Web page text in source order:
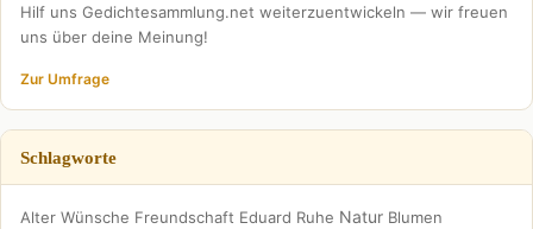
Hilf uns Gedichtesammlung.net weiterzuentwickeln — wir freuen
uns über deine Meinung!
Zur Umfrage
Schlagworte
Alter Wünsche Freundschaft Eduard Ruhe Natur Blumen